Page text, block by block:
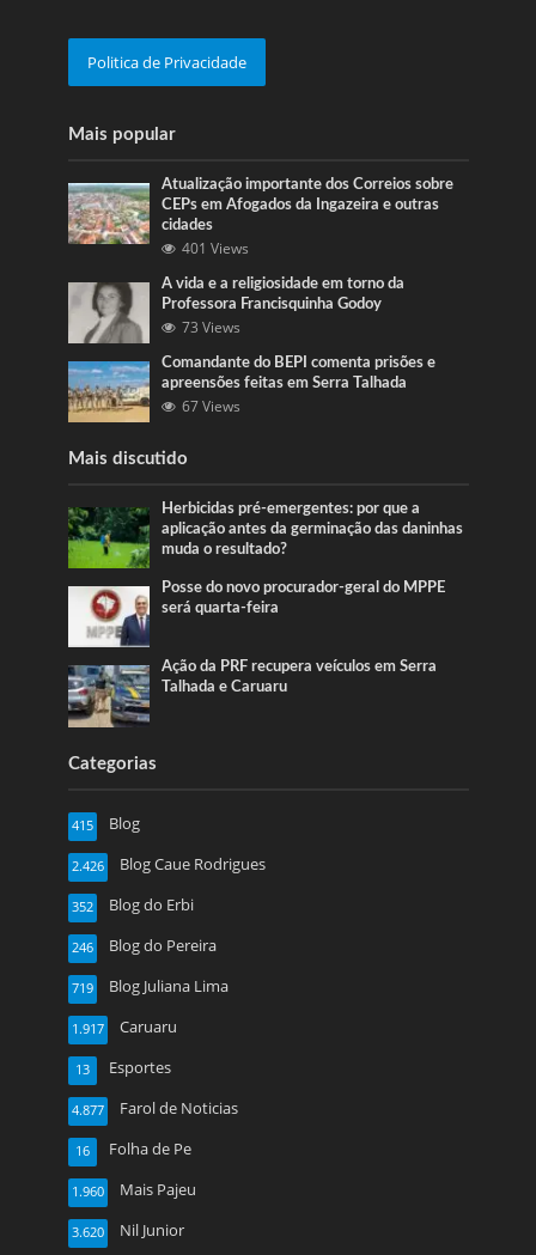
Politica de Privacidade
Mais popular
Atualização importante dos Correios sobre
CEPs em Afogados da Ingazeira e outras
cidades
401 Views
A vida e a religiosidade em torno da
Professora Francisquinha Godoy
73 Views
Comandante do BEPI comenta prisões e
apreensões feitas em Serra Talhada
67 Views
Mais discutido
Herbicidas pré-emergentes: por que a
aplicação antes da germinação das daninhas
muda o resultado?
Posse do novo procurador-geral do MPPE
será quarta-feira
Ação da PRF recupera veículos em Serra
Talhada e Caruaru
Categorias
Blog
415
Blog Caue Rodrigues
2.426
Blog do Erbi
352
Blog do Pereira
246
Blog Juliana Lima
719
Caruaru
1.917
Esportes
13
Farol de Noticias
4.877
Folha de Pe
16
Mais Pajeu
1.960
Nil Junior
3.620